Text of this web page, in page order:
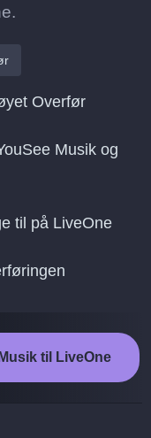
Overfør
Musik og
til på LiveOne
til LiveOne